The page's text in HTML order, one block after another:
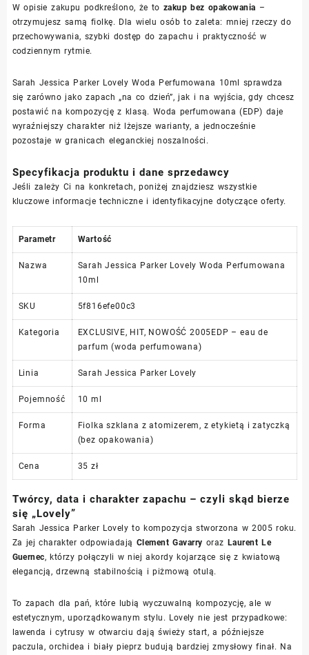
W opisie zakupu podkreślono, że to zakup bez opakowania –
otrzymujesz samą fiolkę. Dla wielu osób to zaleta: mniej rzeczy do
przechowywania, szybki dostęp do zapachu i praktyczność w
codziennym rytmie.
Sarah Jessica Parker Lovely Woda Perfumowana 10ml sprawdza
się zarówno jako zapach „na co dzień”, jak i na wyjścia, gdy chcesz
postawić na kompozycję z klasą. Woda perfumowana (EDP) daje
wyraźniejszy charakter niż lżejsze warianty, a jednocześnie
pozostaje w granicach eleganckiej noszalności.
Specyfikacja produktu i dane sprzedawcy
Jeśli zależy Ci na konkretach, poniżej znajdziesz wszystkie
kluczowe informacje techniczne i identyfikacyjne dotyczące oferty.
Parametr Wartość
Nazwa
Sarah Jessica Parker Lovely Woda Perfumowana
10ml
SKU 5f816efe00c3
Kategoria
EXCLUSIVE, HIT, NOWOŚĆ 2005EDP – eau de
parfum (woda perfumowana)
Linia Sarah Jessica Parker Lovely
Pojemność 10 ml
Forma
Fiolka szklana z atomizerem, z etykietą i zatyczką
(bez opakowania)
Cena 35 zł
Twórcy, data i charakter zapachu – czyli skąd bierze
się „Lovely”
Sarah Jessica Parker Lovely to kompozycja stworzona w 2005 roku.
Za jej charakter odpowiadają Clement Gavarry oraz Laurent Le
Guernec, którzy połączyli w niej akordy kojarzące się z kwiatową
elegancją, drzewną stabilnością i piżmową otulą.
To zapach dla pań, które lubią wyczuwalną kompozycję, ale w
estetycznym, uporządkowanym stylu. Lovely nie jest przypadkowe:
lawenda i cytrusy w otwarciu dają świeży start, a późniejsze
paczula, orchidea i biały pieprz budują bardziej zmysłowy finał. Na